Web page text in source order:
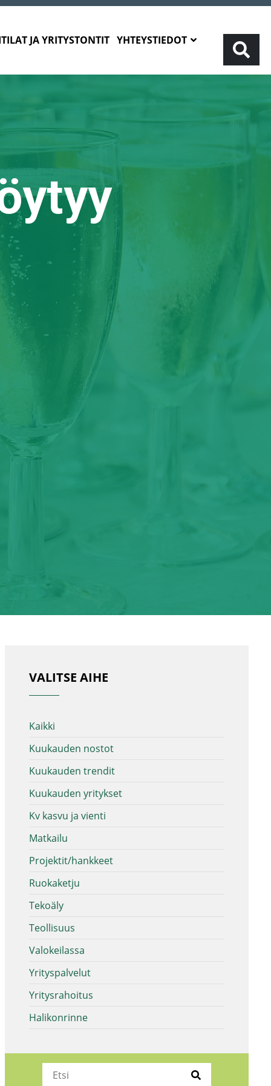
JA YRITYSTONTIT YHTEYSTIEDOT
VALITSE AIHE
Kaikki
Kuukauden nostot
Kuukauden trendit
Kuukauden yritykset
Kv kasvu ja vienti
Matkailu
Projektit/hankkeet
Ruokaketju
Tekoäly
Teollisuus
Valokeilassa
Yrityspalvelut
Yritysrahoitus
Halikonrinne